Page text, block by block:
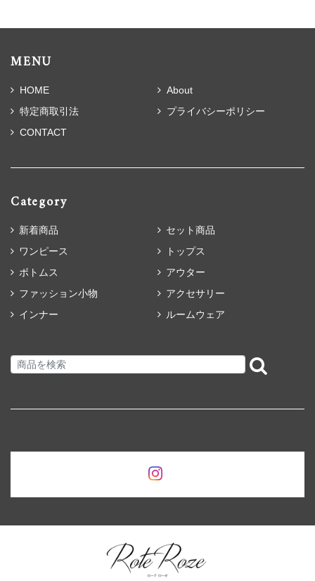
MENU
HOME
About
特定商取引法
プライバシーポリシー
CONTACT
Category
新着商品
セット商品
ワンピース
トップス
ボトムス
アウター
ファッション小物
アクセサリー
インナー
ルームウェア